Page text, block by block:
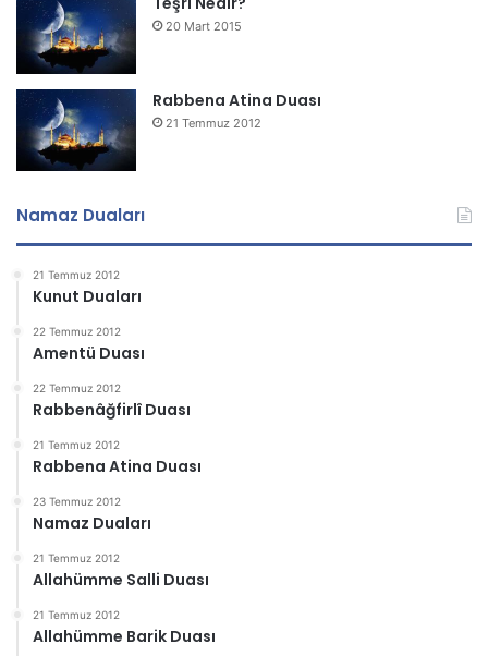
20 Mart 2015
Rabbena Atina Duası
21 Temmuz 2012
Namaz Duaları
21 Temmuz 2012
Kunut Duaları
22 Temmuz 2012
Amentü Duası
22 Temmuz 2012
Rabbenâğfirlî Duası
21 Temmuz 2012
Rabbena Atina Duası
23 Temmuz 2012
Namaz Duaları
21 Temmuz 2012
Allahümme Salli Duası
21 Temmuz 2012
Allahümme Barik Duası